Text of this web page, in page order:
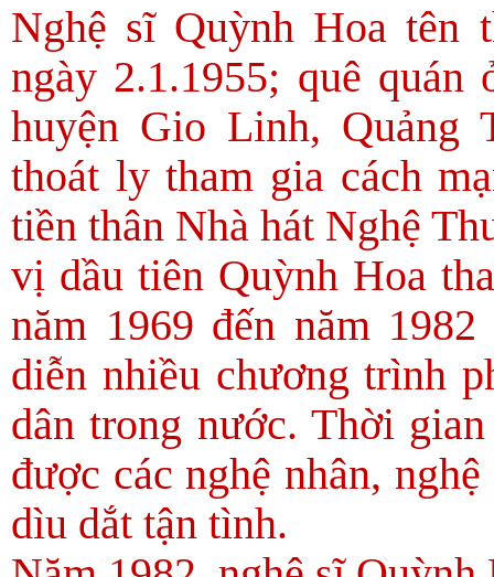
Nghệ sĩ Quỳnh Hoa tên
ngày 2.1.1955; quê
huyện Gio Linh, Quảng
thoát ly tham gia cách
tiền thân Nhà hát Nghệ
vị dầu tiên Quỳnh Hoa
năm 1969 đến năm
diễn nhiều chương trình
dân trong nước. Thời
được các nghệ nhân,
dìu dắt tận tình.